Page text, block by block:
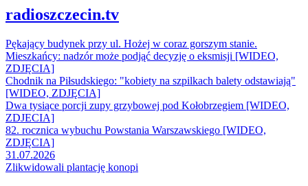
radioszczecin.tv
Pękający budynek przy ul. Hożej w coraz gorszym stanie.
Mieszkańcy: nadzór może podjąć decyzję o eksmisji [WIDEO,
ZDJĘCIA]
Chodnik na Piłsudskiego: "kobiety na szpilkach balety odstawiają"
[WIDEO, ZDJĘCIA]
Dwa tysiące porcji zupy grzybowej pod Kołobrzegiem [WIDEO,
ZDJECIA]
82. rocznica wybuchu Powstania Warszawskiego [WIDEO,
ZDJĘCIA]
31.07.2026
Zlikwidowali plantację konopi